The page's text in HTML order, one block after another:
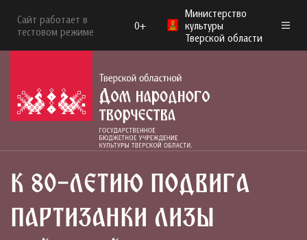
Сайт работает в
тестовом режиме
0+
Министерство
культуры
Тверской области
К 80-ЛЕТИЮ ПОДВИГА
ПАРТИЗАНКИ ЛИЗЫ